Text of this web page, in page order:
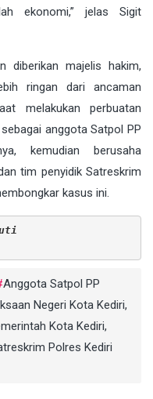
ekonomi,” jelas Sigit
diberikan majelis hakim,
ringan dari ancaman
melakukan perbuatan
anggota Satpol PP
kemudian berusaha
tim penyidik Satreskrim
kasus ini.
Anggota Satpol PP
Negeri Kota Kediri,
Kota Kediri,
Polres Kediri